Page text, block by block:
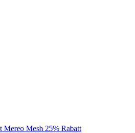
Mereo Mesh 25% Rabatt